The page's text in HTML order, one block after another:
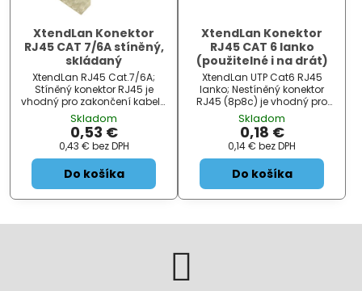
XtendLan Konektor
RJ45 CAT 7/6A stíněný,
skládaný
XtendLan RJ45 Cat.7/6A;
Stíněný konektor RJ45 je
vhodný pro zakončení kabelů
strukturované kabeláže.
ZÁKLADNÍ SPECIFIKACE; Typ
konektoru: RJ45; Kategorie:
Cat.7/6A...
Skladom
0,53 €
0,43 € bez DPH
Do košíka
XtendLan Konektor
RJ45 CAT 6 lanko
(použitelné i na drát)
XtendLan UTP Cat6 RJ45
lanko; Nestíněný konektor
RJ45 (8p8c) je vhodný pro
zakončení kabelů
strukturované kabeláže.
ZÁKLADNÍ SPECIFIKACE; Typ
konektoru: RJ45; Kategorie:...
Skladom
0,18 €
0,14 € bez DPH
Do košíka